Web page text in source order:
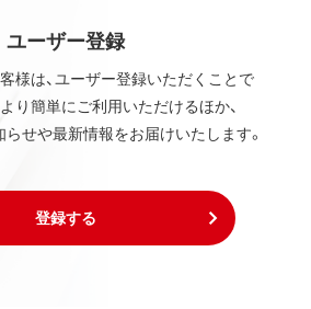
ユーザー登録
様は、ユーザー登録いただくことで
り簡単にご利用いただけるほか、
せや最新情報をお届けいたします。
登録する